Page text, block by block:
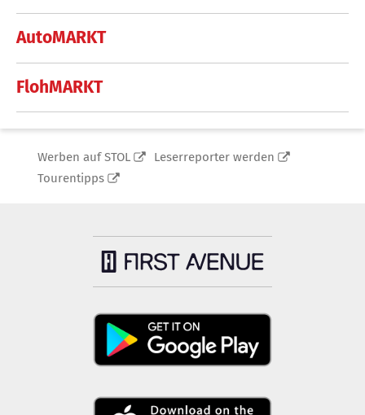
AutoMARKT
FlohMARKT
Werben auf STOL
Leserreporter werden
Tourentipps